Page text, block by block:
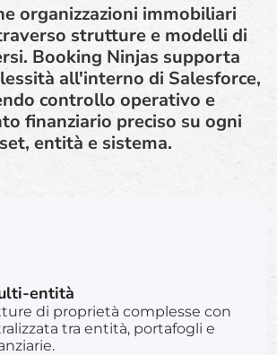
organizzazioni immobiliari
strutture e modelli di
Booking Ninjas supporta
all'interno di Salesforce,
controllo operativo e
finanziario preciso su ogni
entità e sistema.
entità
di proprietà complesse con
tra entità, portafogli e